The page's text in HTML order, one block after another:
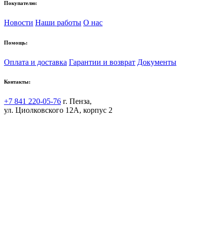
Покупателю:
Новости Наши работы О нас
Помощь:
Оплата и доставка Гарантии и возврат Документы
Контакты:
+7 841 220-05-76 г. Пенза,
ул. Циолковского 12А, корпус 2